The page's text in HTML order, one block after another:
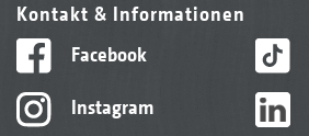
Kontakt & Informationen
Facebook
Instagram